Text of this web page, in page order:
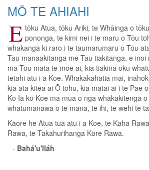
MŌ TE AHIAHI
E tōku Atua, tōku Ariki, te Whāinga o
pononga, te kimi nei i te maru o Tōu
whakangā ki raro i te taumarumaru o Tōu
Tāu manaakitanga me Tāu tiakitanga. e inoi
mā Tōu mata tē moe ai, kia tiakina ōku
tētahi atu i a Koe. Whakakahatia mai,
kia āta kitea ai Ō tohu, kia mātai ai i te Pae
Ko Ia ko Koe mā mua o ngā whakakitenga
whatumanawa o te mana, te ihi, te wehi te
Kāore he Atua tua atu i a Koe, te Kaha
Rawa, te Takahurihanga Kore Rawa.
- Bahá'u'lláh